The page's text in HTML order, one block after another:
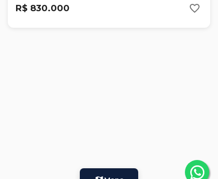
R$ 830.000